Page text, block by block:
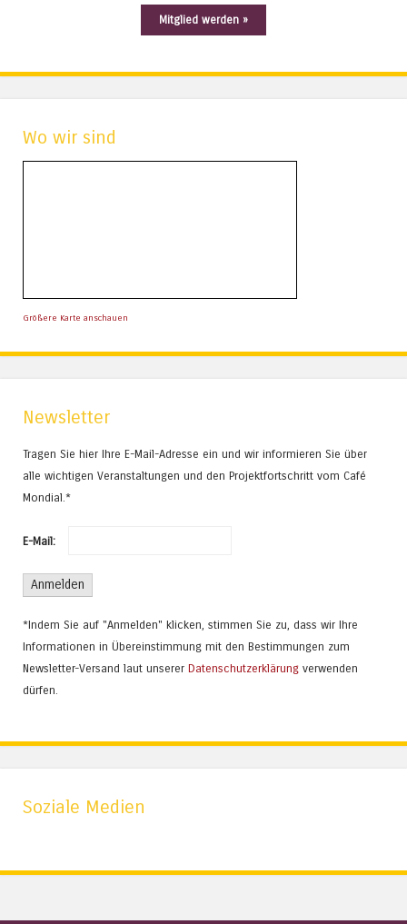
Mitglied werden »
Wo wir sind
Größere Karte anschauen
Newsletter
Tragen Sie hier Ihre E-Mail-Adresse ein und wir informieren Sie über
alle wichtigen Veranstaltungen und den Projektfortschritt vom Café
Mondial.*
E-Mail:
*Indem Sie auf "Anmelden" klicken, stimmen Sie zu, dass wir Ihre
Informationen in Übereinstimmung mit den Bestimmungen zum
Newsletter-Versand laut unserer Datenschutzerklärung verwenden
dürfen.
Soziale Medien